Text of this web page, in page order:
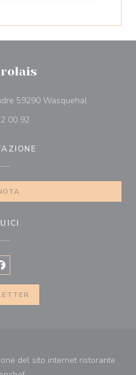
59290 Wasquehal((apre una
00 92
Facebook ((apre una nuova
del sito internet ristorante